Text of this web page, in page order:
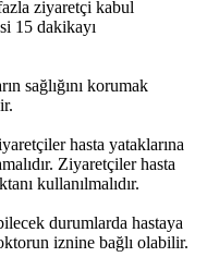
ziyaretçi kabul
15 dakikayı
sağlığını korumak
hasta yataklarına
Ziyaretçiler hasta
kullanılmalıdır.
durumlarda hastaya
iznine bağlı olabilir.